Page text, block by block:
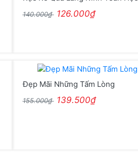
140.000₫ 126.000₫
Đẹp Mãi Những Tấm Lòng
155.000₫ 139.500₫